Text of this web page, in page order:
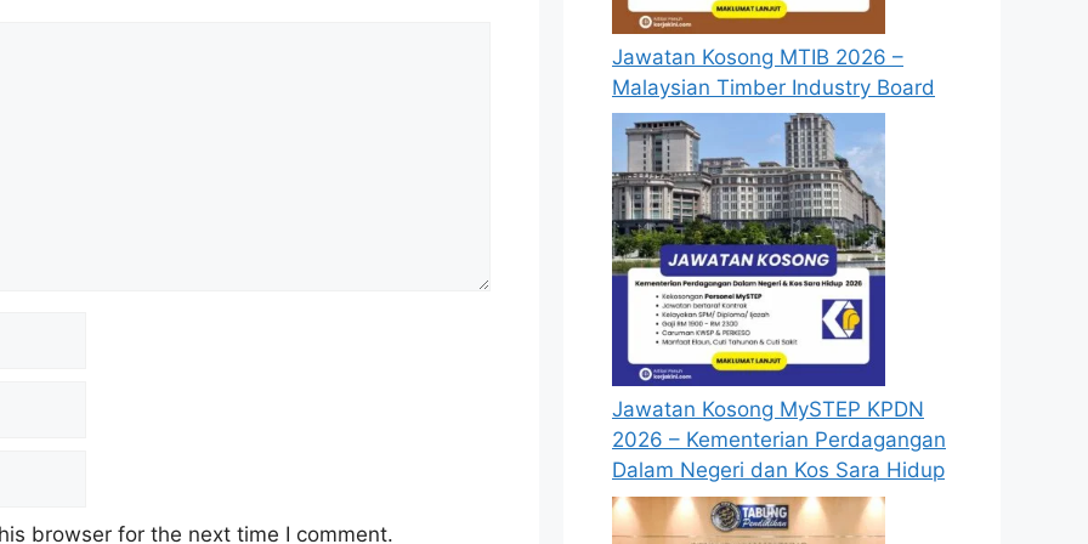
browser for the next time I comment.
Jawatan Kosong MTIB 2026 –
Malaysian Timber Industry Board
Jawatan Kosong MySTEP KPDN
2026 – Kementerian Perdagangan
Dalam Negeri dan Kos Sara Hidup